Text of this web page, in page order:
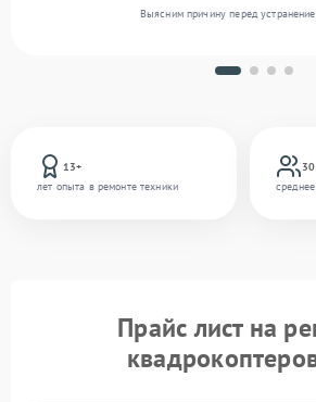
13+
лет опыта в ремонте техники
Выясним причину перед
Прайс лист на